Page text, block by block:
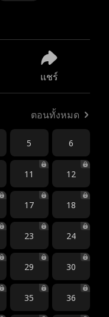
แชร์
ตอนทั้งหมด
5 6
11 12
17 18
23 24
29 30
35 36